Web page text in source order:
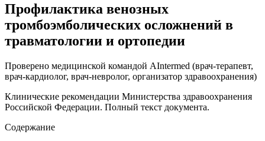
Профилактика венозных
тромбоэмболических осложнений в
травматологии и ортопедии
Проверено медицинской командой AIntermed (врач-терапевт,
врач-кардиолог, врач-невролог, организатор здравоохранения)
Клинические рекомендации Министерства здравоохранения
Российской Федерации. Полный текст документа.
Содержание